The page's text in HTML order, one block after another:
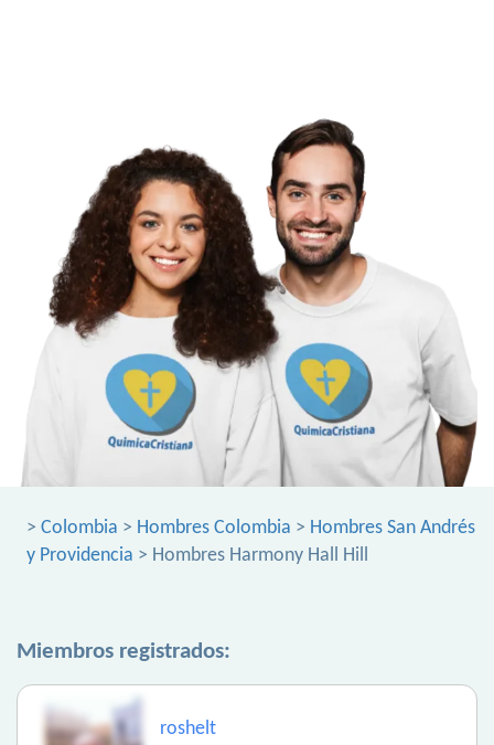
> Colombia > Hombres Colombia > Hombres San Andrés
y Providencia > Hombres Harmony Hall Hill
Miembros registrados:
roshelt